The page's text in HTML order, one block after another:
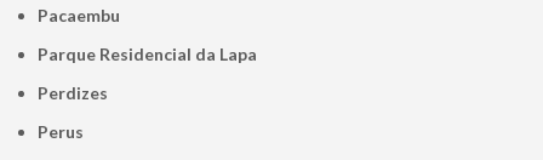
Pacaembu
Parque Residencial da Lapa
Perdizes
Perus